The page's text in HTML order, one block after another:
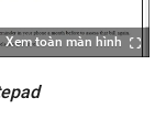
Xem toàn màn hình